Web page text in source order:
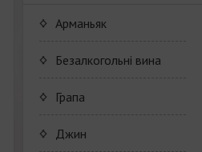
Арманьяк
Безалкогольні вина
JP. Chenet Alcohol Free
Wine Series JP. Chenet
Arthur Merz Alcohol Free
Грапа
Джин